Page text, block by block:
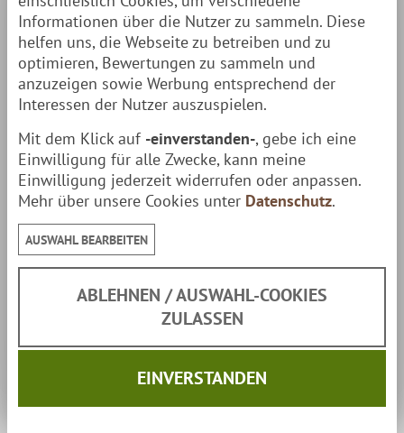
Der große Schwenkgrill von Finnwerk ist mitØ 70 cm
ist der ideale Grillfür große Grill-Feiernmit Freunden
& Familie. Der zuverlässige Schwenker, der dir &
deinen Grillgästen lange Freude bereiten wird!
Tipp:Ist das Grillen beendet, kann man den Grillrost
ganz hochstellen & tolle Lagerfeuerstimmung an der
Feuerschale genießen.
Eckdaten
Stahl/Edelstahl
Stahl/Edelstahl
Stahl/Edelstahl
Stahl/Edelstahl
180 cm 180 cm
Gewicht:
12,0 kg 12,5 kg 13,0 kg 13,5 kg
Informationen über die Nutzer zu sammeln. Diese
helfen uns, die Webseite zu betreiben und zu
optimieren, Bewertungen zu sammeln und
anzuzeigen sowie Werbung entsprechend der
Interessen der Nutzer auszuspielen.
Mit dem Klick auf -einverstanden-, gebe ich eine
Einwilligung für alle Zwecke, kann meine
Einwilligung jederzeit widerrufen oder anpassen.
Mehr über unsere Cookies unter Datenschutz.
AUSWAHL BEARBEITEN
ABLEHNEN / AUSWAHL-COOKIES
ZULASSEN
EINVERSTANDEN